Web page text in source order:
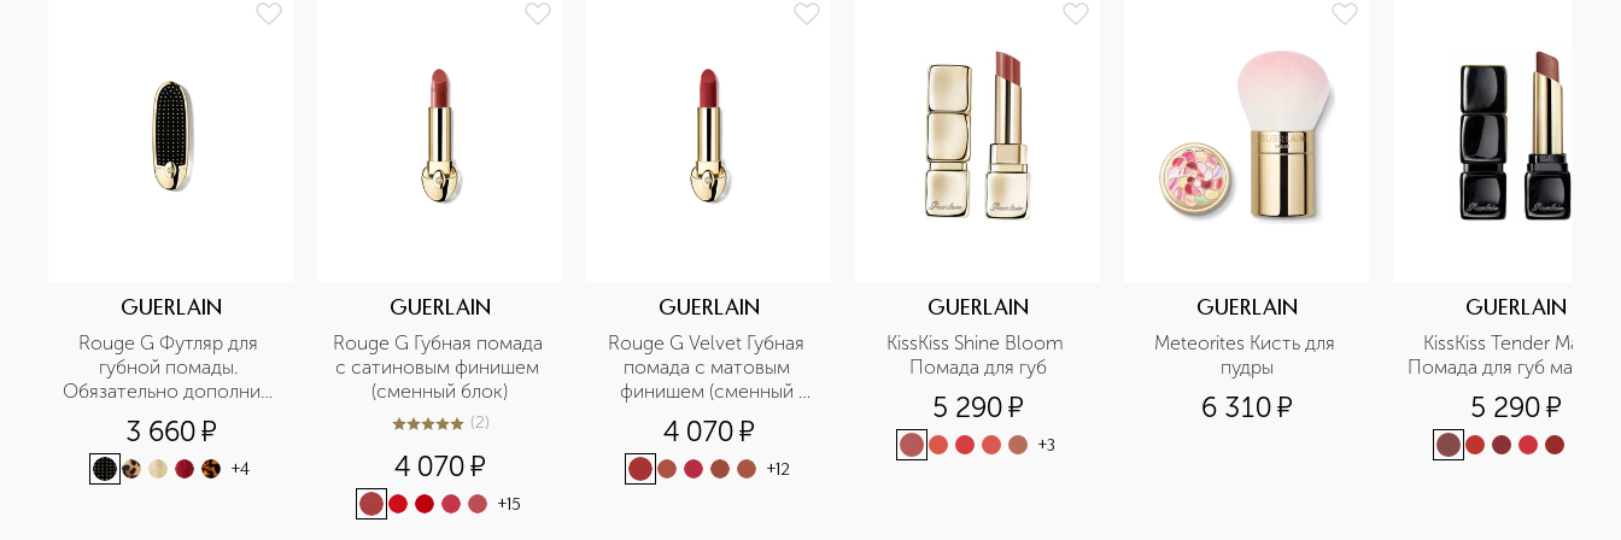
GUERLAIN
Rouge G Футляр для
губной помады.
Обязательно дополнить
губной помадой
(сменным блоком)
3 660¤
+4
GUERLAIN
Rouge G Губная помада
с сатиновым финишем
(сменный блок)
5из 52 (2)
4 070¤
+15
GUERLAIN
Rouge G Velvet Губная
помада с матовым
финишем (сменный
блок)
4 070¤
+12
GUERLAIN
KissKiss Shine Bloom
Помада для губ
5 290¤
+3
GUERLAIN
Meteorites Кисть для
пудры
6 310¤
GUERLAIN
KissKiss Tender Matte
Помада для губ
5 290¤